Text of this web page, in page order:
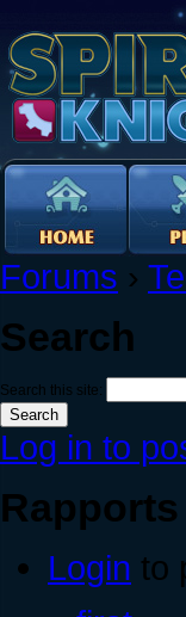
Forums ›
Search
Search this site:
Log in to
Login to